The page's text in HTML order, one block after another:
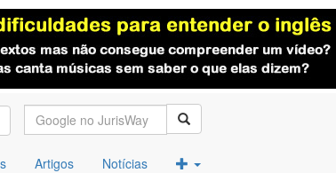
Artigos Notícias